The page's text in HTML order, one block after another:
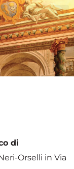
di
Orselli in Via